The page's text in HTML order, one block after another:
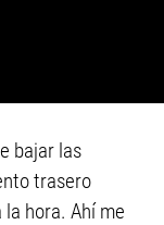
bajar las
trasero
hora. Ahí me